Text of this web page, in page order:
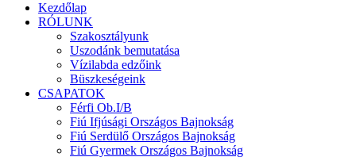
Kezdőlap
RÓLUNK
Szakosztályunk
Uszodánk bemutatása
Vízilabda edzőink
Büszkeségeink
CSAPATOK
Férfi Ob.I/B
Fiú Ifjúsági Országos Bajnokság
Fiú Serdülő Országos Bajnokság
Fiú Gyermek Országos Bajnokság